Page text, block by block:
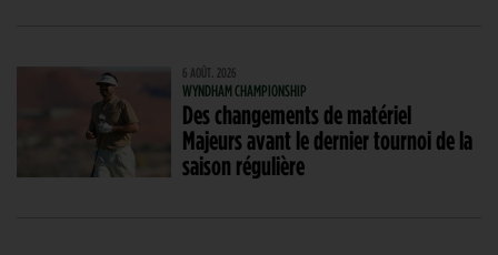
6 AOÛT. 2026
WYNDHAM CHAMPIONSHIP
Des changements de matériel
Majeurs avant le dernier tournoi de la
saison régulière